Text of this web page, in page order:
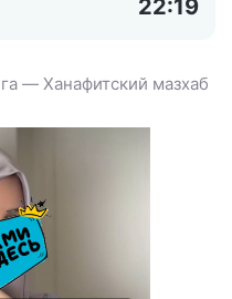
22:19
— Ханафитский мазхаб